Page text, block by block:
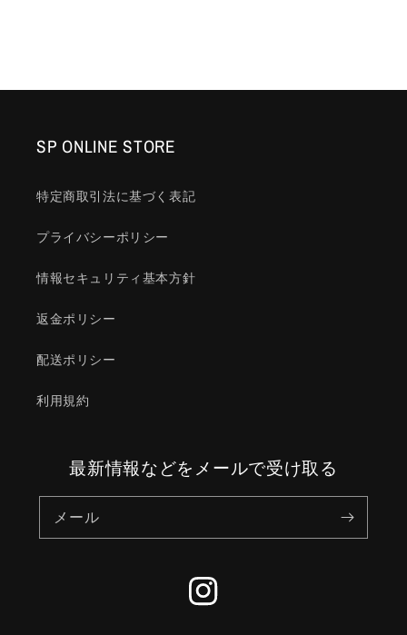
SP ONLINE STORE
特定商取引法に基づく表記
プライバシーポリシー
情報セキュリティ基本方針
返金ポリシー
配送ポリシー
利用規約
最新情報などをメールで受け取る
メール
Instagram